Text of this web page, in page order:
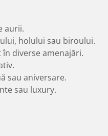
aurii.
holului sau biroului.
diverse amenajări.
sau aniversare.
sau luxury.